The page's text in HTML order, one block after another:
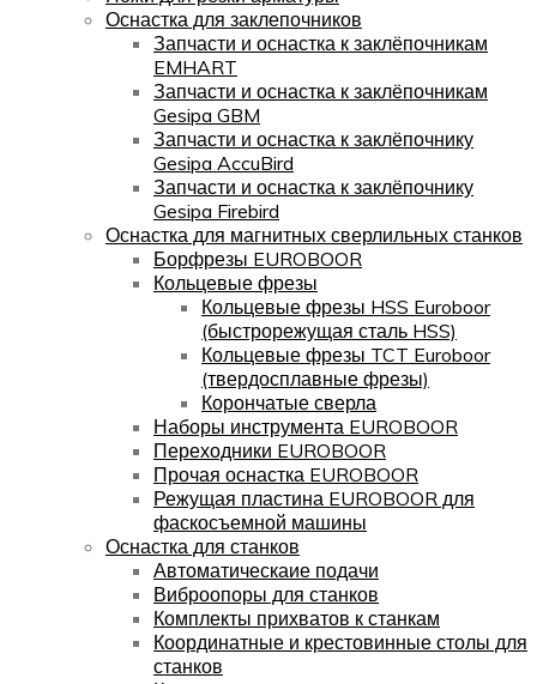
Оснастка для заклепочников
Запчасти и оснастка к заклёпочникам
EMHART
Запчасти и оснастка к заклёпочникам
Gesipa GBM
Запчасти и оснастка к заклёпочнику
Gesipa AccuBird
Запчасти и оснастка к заклёпочнику
Gesipa Firebird
Оснастка для магнитных сверлильных станков
Борфрезы EUROBOOR
Кольцевые фрезы
Кольцевые фрезы HSS Euroboor
(быстрорежущая сталь HSS)
Кольцевые фрезы TCT Euroboor
(твердосплавные фрезы)
Корончатые сверла
Наборы инструмента EUROBOOR
Переходники EUROBOOR
Прочая оснастка EUROBOOR
Режущая пластина EUROBOOR для
фаскосъемной машины
Оснастка для станков
Автоматическаие подачи
Виброопоры для станков
Комплекты прихватов к станкам
Координатные и крестовинные столы для
станков